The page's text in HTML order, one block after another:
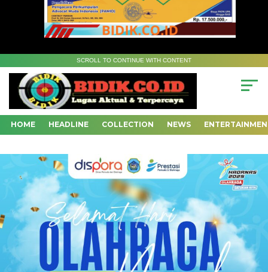
SCROLL TO CONTINUE WITH CONTENT
HOME HEADLINE COLLECTION NEWS